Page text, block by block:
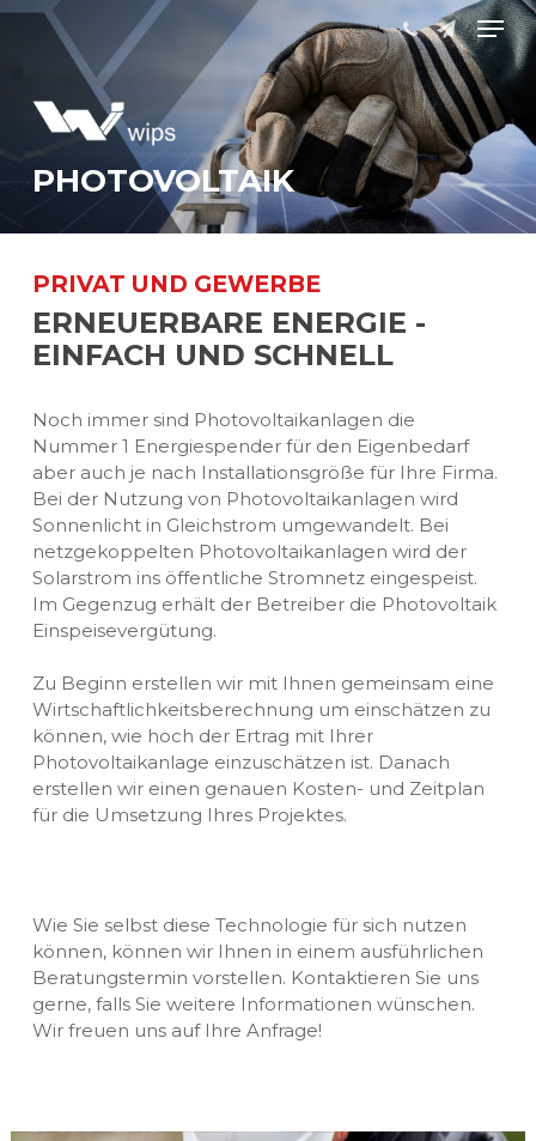
Skip
PHOTOVOLTAIK
PRIVAT UND GEWERBE
ERNEUERBARE ENERGIE -
EINFACH UND SCHNELL
Noch immer sind Photovoltaikanlagen die
Nummer 1 Energiespender für den Eigenbedarf
aber auch je nach Installationsgröße für Ihre Firma.
Bei der Nutzung von Photovoltaikanlagen wird
Sonnenlicht in Gleichstrom umgewandelt. Bei
netzgekoppelten Photovoltaikanlagen wird der
Solarstrom ins öffentliche Stromnetz eingespeist.
Im Gegenzug erhält der Betreiber die Photovoltaik
Einspeisevergütung.
Zu Beginn erstellen wir mit Ihnen gemeinsam eine
Wirtschaftlichkeitsberechnung um einschätzen zu
können, wie hoch der Ertrag mit Ihrer
Photovoltaikanlage einzuschätzen ist. Danach
erstellen wir einen genauen Kosten- und Zeitplan
für die Umsetzung Ihres Projektes.
Wie Sie selbst diese Technologie für sich nutzen
können, können wir Ihnen in einem ausführlichen
Beratungstermin vorstellen. Kontaktieren Sie uns
gerne, falls Sie weitere Informationen wünschen.
Wir freuen uns auf Ihre Anfrage!